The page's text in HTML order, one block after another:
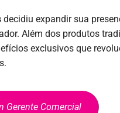
decidiu expandir sua
Além dos produtos
exclusivos que
Gerente Comercial